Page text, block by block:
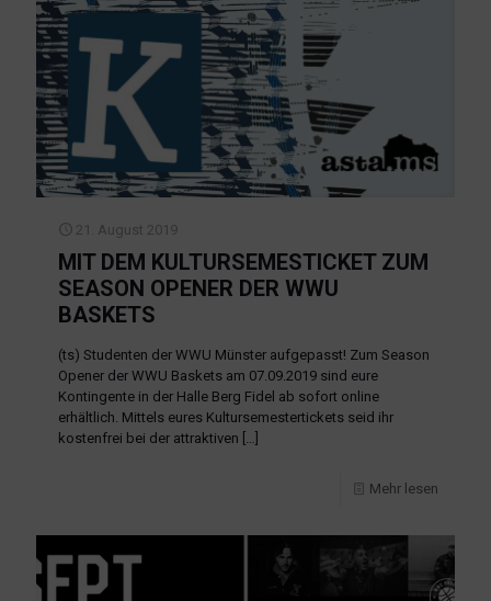
21. August 2019
MIT DEM KULTURSEMESTICKET ZUM
SEASON OPENER DER WWU
BASKETS
(ts) Studenten der WWU Münster aufgepasst! Zum Season
Opener der WWU Baskets am 07.09.2019 sind eure
Kontingente in der Halle Berg Fidel ab sofort online
erhältlich. Mittels eures Kultursemestertickets seid ihr
kostenfrei bei der attraktiven […]
Mehr lesen